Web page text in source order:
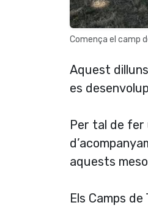
Comença el camp
Aquest
es
Per tal de fer
aquests
Els Camps